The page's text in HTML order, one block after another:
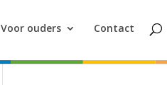
Voor ouders Contact